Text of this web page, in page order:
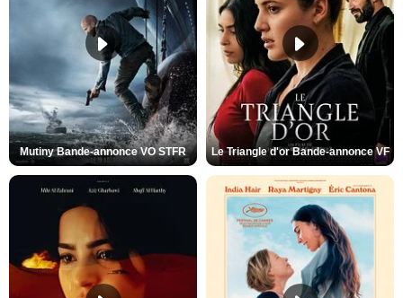
Mutiny Bande-annonce VO STFR Le Triangle d'or Bande-annonce VF